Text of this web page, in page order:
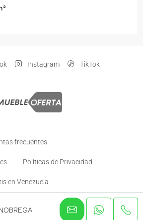
Instagram TikTok
frecuentes
Políticas de Privacidad
en Venezuela
todos los derechos reservados